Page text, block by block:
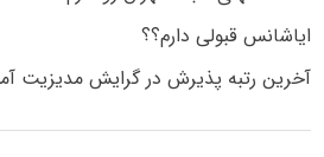
ایاشانس قبولی دارم؟؟
آخرین رتبه پذیرش در گرایش مدیزیت آموزشی